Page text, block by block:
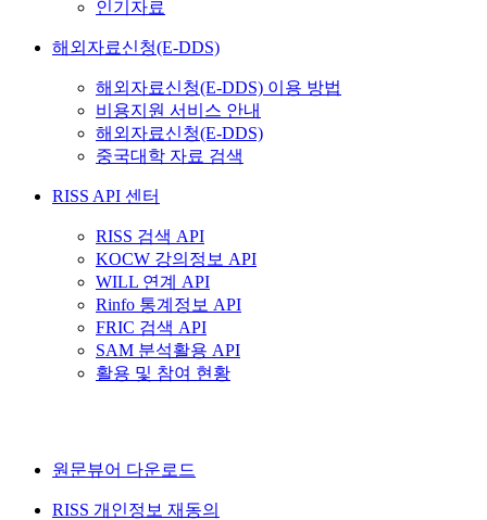
인기자료
해외자료신청(E-DDS)
해외자료신청(E-DDS) 이용 방법
비용지원 서비스 안내
해외자료신청(E-DDS)
중국대학 자료 검색
RISS API 센터
RISS 검색 API
KOCW 강의정보 API
WILL 연계 API
Rinfo 통계정보 API
FRIC 검색 API
SAM 분석활용 API
활용 및 참여 현황
원문뷰어 다운로드
RISS 개인정보 재동의